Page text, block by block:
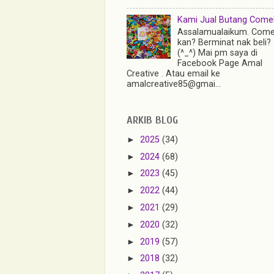
Kami Jual Butang
Assalamualaikum.
kan? Berminat nak beli?
(^_^) Mai pm saya di
Facebook Page Amal
Creative . Atau email ke
amalcreative85@gmai...
ARKIB BLOG
► 2025 (34)
► 2024 (68)
► 2023 (45)
► 2022 (44)
► 2021 (29)
► 2020 (32)
► 2019 (57)
► 2018 (32)